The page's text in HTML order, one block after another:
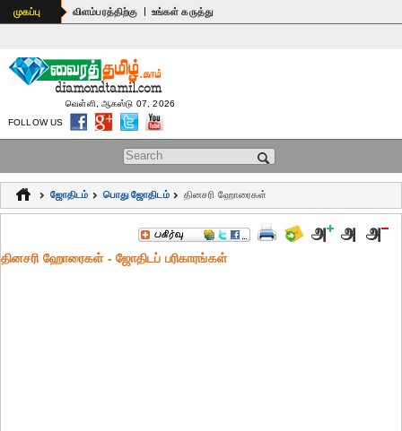
முகப்பு விளம்பரத்திற்கு | உங்கள் கருத்து
Search form
வெள்ளி, ஆகஸ்டு 07, 2026
FOLLOW US
ஜோதிடம் பொது ஜோ‌திட‌ம் தினசரி ஹோரைகள்
தினசரி ஹோரைகள் - ஜோதிடப் ப‌ரிகார‌ங்க‌ள்